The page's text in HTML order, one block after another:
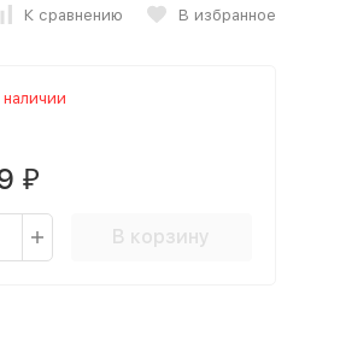
К сравнению В избранное
₽
В корзину